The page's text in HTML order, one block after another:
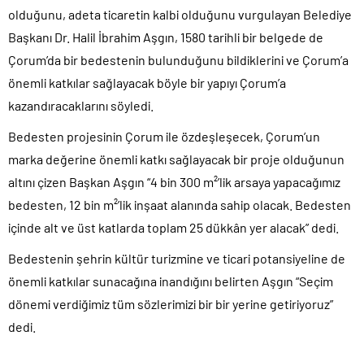
olduğunu, adeta ticaretin kalbi olduğunu vurgulayan Belediye
Başkanı Dr. Halil İbrahim Aşgın, 1580 tarihli bir belgede de
Çorum’da bir bedestenin bulunduğunu bildiklerini ve Çorum’a
önemli katkılar sağlayacak böyle bir yapıyı Çorum’a
kazandıracaklarını söyledi.
Bedesten projesinin Çorum ile özdeşleşecek, Çorum’un
marka değerine önemli katkı sağlayacak bir proje olduğunun
altını çizen Başkan Aşgın “4 bin 300 m²’lik arsaya yapacağımız
bedesten, 12 bin m²’lik inşaat alanında sahip olacak. Bedesten
içinde alt ve üst katlarda toplam 25 dükkân yer alacak” dedi.
Bedestenin şehrin kültür turizmine ve ticari potansiyeline de
önemli katkılar sunacağına inandığını belirten Aşgın “Seçim
dönemi verdiğimiz tüm sözlerimizi bir bir yerine getiriyoruz”
dedi.